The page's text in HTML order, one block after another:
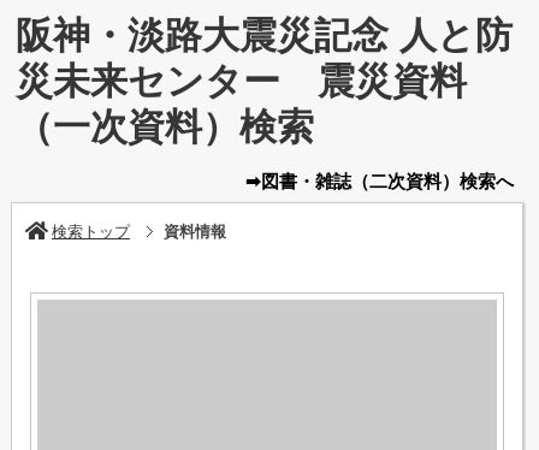
阪神・淡路大震災記念 人と防
災未来センター 震災資料
（一次資料）検索
➡図書・雑誌（二次資料） 検索へ
検索トップ 資料情報